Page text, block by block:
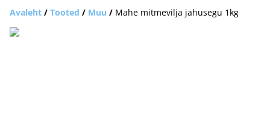
Avaleht / Tooted / Muu / Mahe mitmevilja jahusegu 1kg